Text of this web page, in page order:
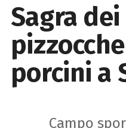
Sagra dei
porcini a
Campo